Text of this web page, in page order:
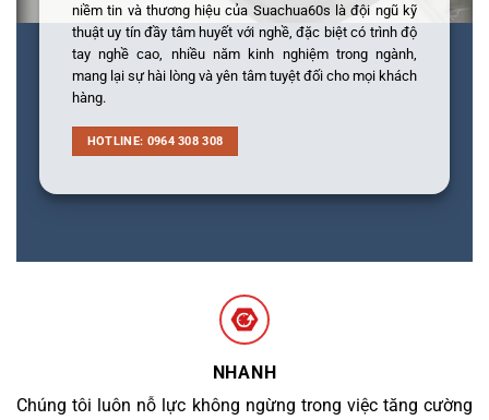
niềm tin và thương hiệu của Suachua60s là đội ngũ kỹ
thuật uy tín đầy tâm huyết với nghề, đặc biệt có trình độ
tay nghề cao, nhiều năm kinh nghiệm trong ngành,
mang lại sự hài lòng và yên tâm tuyệt đối cho mọi khách
hàng.
HOTLINE: 0964 308 308
NHANH
Chúng tôi luôn nỗ lực không ngừng trong việc tăng cường